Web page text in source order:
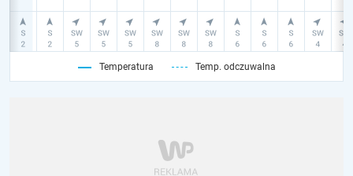
Temperatura Temp. odczuwalna